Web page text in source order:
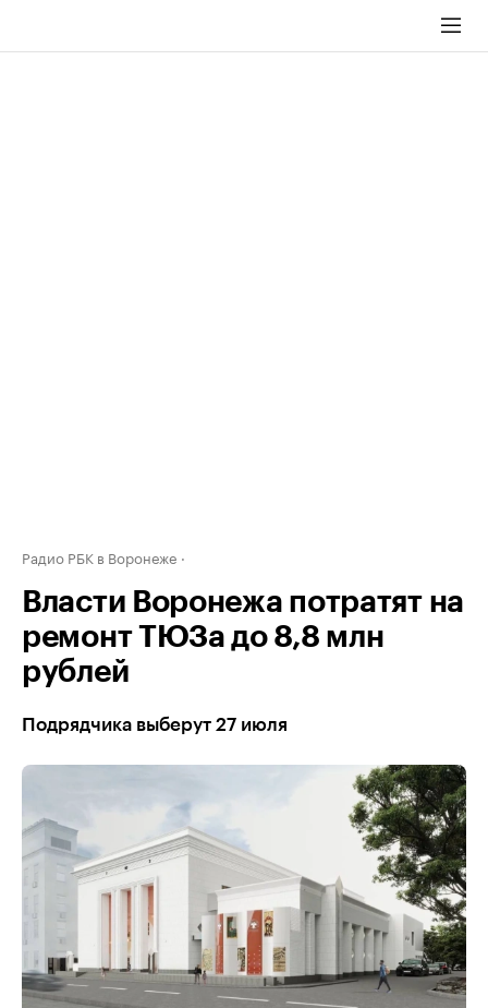
Радио РБК в Воронеже
Власти Воронежа потратят на
ремонт ТЮЗа до 8,8 млн
рублей
Подрядчика выберут 27 июля